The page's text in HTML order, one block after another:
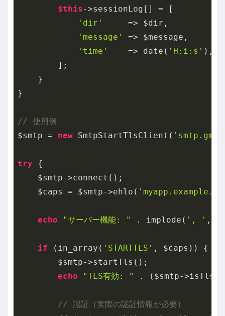
$this->sessionLog[] = [
'dir'
     => $dir,
'message'
=> $message,
'time'
    => date(
'H:i:s' ),
        ];
    }
}
// 使用例
$smtp = new SmtpStartTlsClient(
try {
    $smtp->connect();
    $caps = $smtp->ehlo(
echo "サーバー機能: " . implode( ', ' ,
if (in_array( 'STARTTLS' , $caps)) {
        $smtp->startTls();
echo
"TLS有効: " . ($smtp-
// 認証（実際の認証情報が必要）